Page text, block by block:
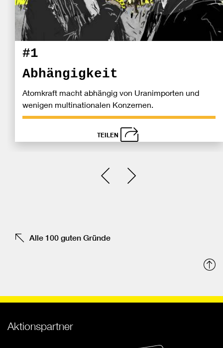
#1
Abhängigkeit
Atomkraft macht abhängig von Uranimporten und
wenigen multinationalen Konzernen.
TEILEN
Einen Slide zurück
Einen Slide vor
Alle 100 guten Gründe
Aktionspartner